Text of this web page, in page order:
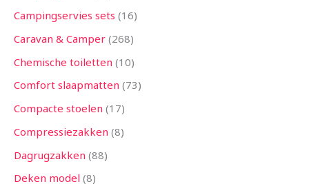
Campingservies sets 16
Caravan & Camper 268
Chemische toiletten 10
Comfort slaapmatten 73
Compacte stoelen 17
Compressiezakken 8
Dagrugzakken 88
Deken model 8